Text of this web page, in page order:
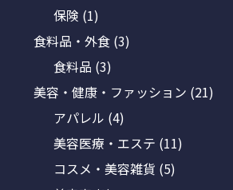
保険 (1)
食料品・外食 (3)
食料品 (3)
美容・健康・ファッション (21)
アパレル (4)
美容医療・エステ (11)
コスメ・美容雑貨 (5)